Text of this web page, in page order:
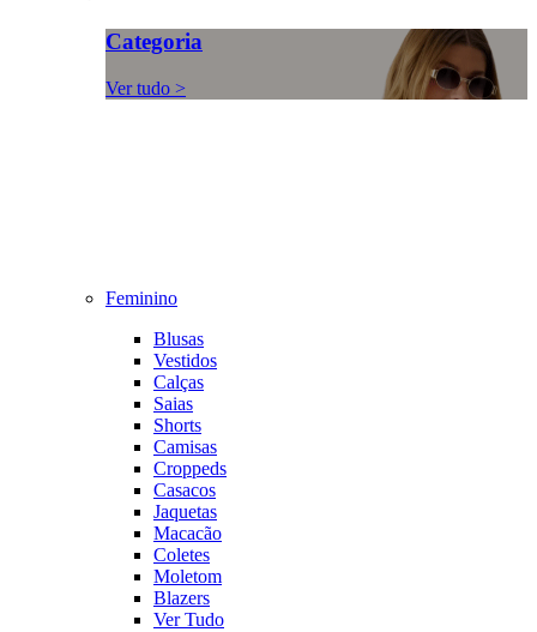
Categoria
Ver tudo >
Feminino
Blusas
Vestidos
Calças
Saias
Shorts
Camisas
Croppeds
Casacos
Jaquetas
Macacão
Coletes
Moletom
Blazers
Ver Tudo